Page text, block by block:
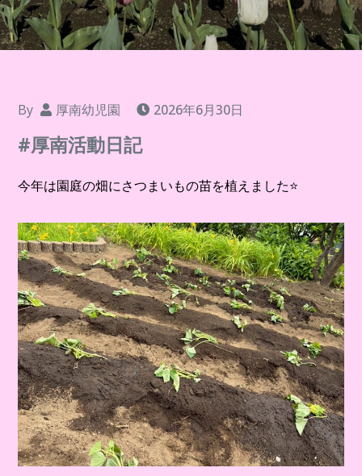
By 厚南幼児園 2026年6月30日
#厚南活動日記
今年は園庭の畑にさつまいもの苗を植えました⭐